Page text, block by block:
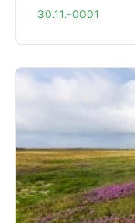
30.11.-0001